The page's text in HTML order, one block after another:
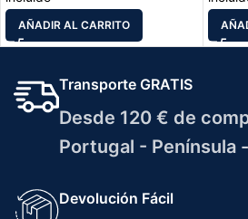
AÑADIR AL CARRITO
Transporte GRATIS
Desde 120 € de
Portugal - Península -
Devolución Fácil